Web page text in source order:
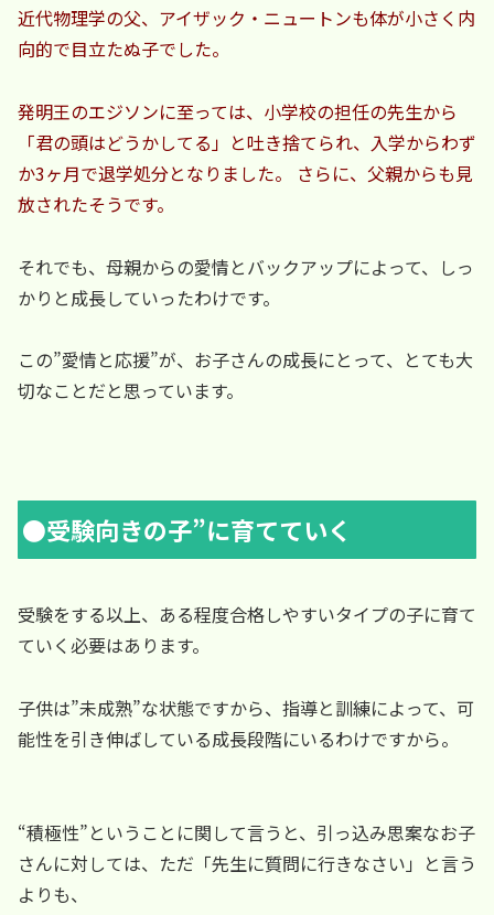
近代物理学の父、アイザック・ニュートンも体が小さく内
向的で目立たぬ子でした。
発明王のエジソンに至っては、小学校の担任の先生から
「君の頭はどうかしてる」と吐き捨てられ、入学からわず
か3ヶ月で退学処分となりました。 さらに、父親からも見
放されたそうです。
それでも、母親からの愛情とバックアップによって、しっ
かりと成長していったわけです。
この”愛情と応援”が、お子さんの成長にとって、とても大
切なことだと思っています。
●受験向きの子”に育てていく
受験をする以上、ある程度合格しやすいタイプの子に育て
ていく必要はあります。
子供は”未成熟”な状態ですから、指導と訓練によって、可
能性を引き伸ばしている成長段階にいるわけですから。
“積極性”ということに関して言うと、引っ込み思案なお子
さんに対しては、ただ「先生に質問に行きなさい」と言う
よりも、